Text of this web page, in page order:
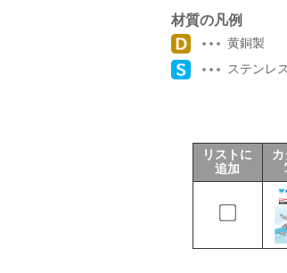
サポート
よくあるご質問(FAQ)・用
材質の凡例
黄銅製
ステンレ
リストに
追加